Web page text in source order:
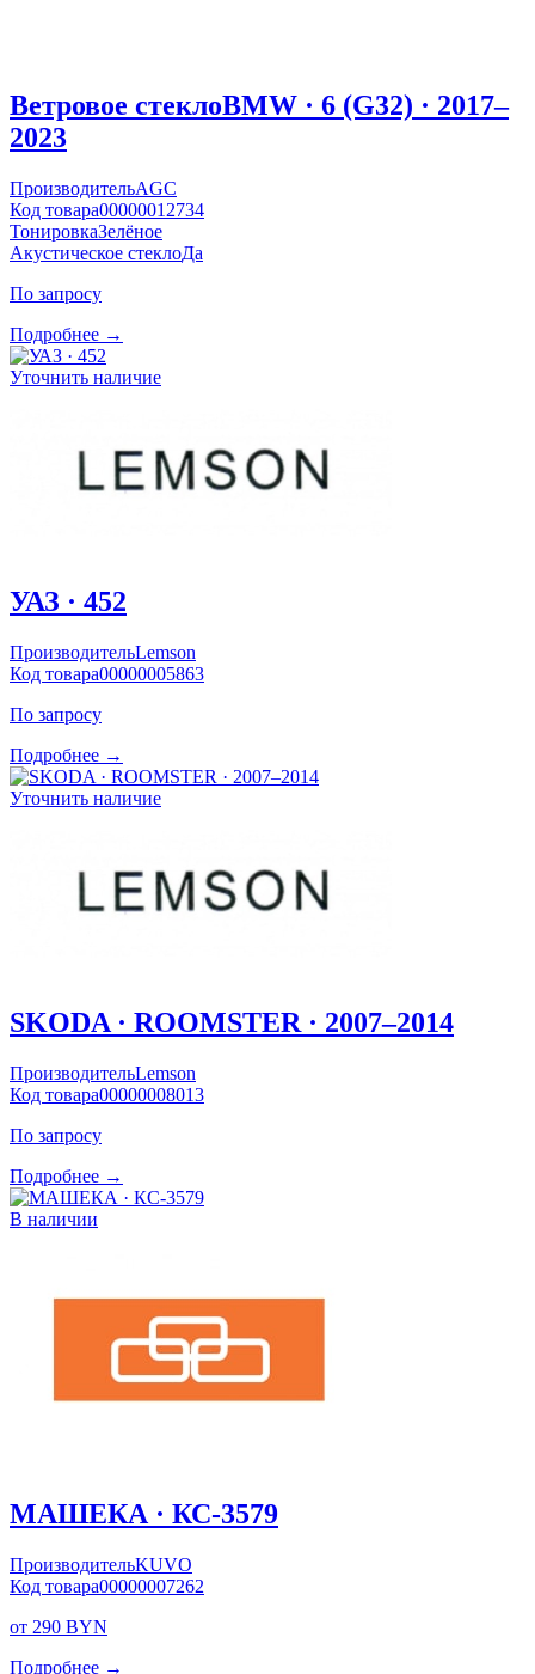
Ветровое стеклоBMW · 6 (G32) · 2017–
2023
ПроизводительAGC
Код товара00000012734
ТонировкаЗелёное
Акустическое стеклоДа
По запросу
Подробнее →
Уточнить наличие
УАЗ · 452
ПроизводительLemson
Код товара00000005863
По запросу
Подробнее →
Уточнить наличие
SKODA · ROOMSTER · 2007–2014
ПроизводительLemson
Код товара00000008013
По запросу
Подробнее →
В наличии
МАШЕКА · КС-3579
ПроизводительKUVO
Код товара00000007262
от 290 BYN
Подробнее →